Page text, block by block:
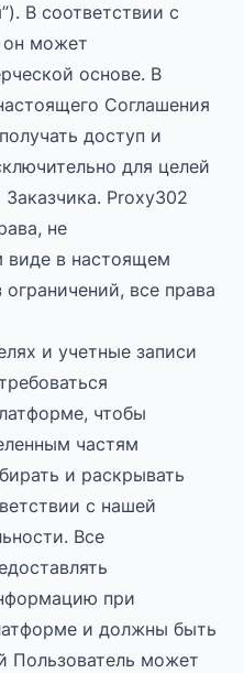
В соответствии с
может
основе. В
Соглашения
доступ и
для целей
Заказчика. Proxy302
не
виде в настоящем
все права
и учетные записи
чтобы
частям
и раскрывать
с нашей
Все
при
и должны быть
Пользователь может